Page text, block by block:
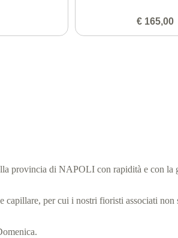
€ 165,00
provincia di NAPOLI con rapidità e con la
capillare, per cui i nostri fioristi associati non